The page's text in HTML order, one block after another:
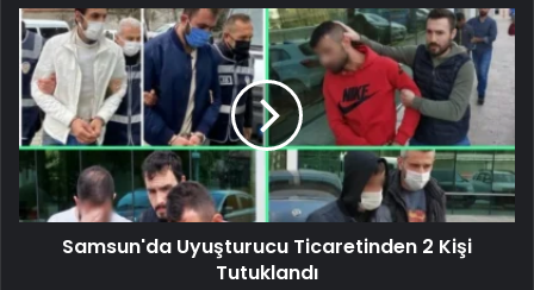
Samsun'da Uyuşturucu Ticaretinden 2 Kişi
Tutuklandı